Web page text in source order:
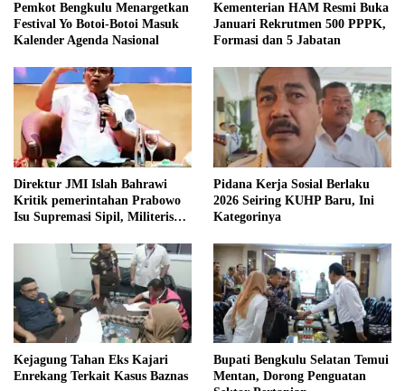
Pemkot Bengkulu Menargetkan
Festival Yo Botoi-Botoi Masuk
Kalender Agenda Nasional
Kementerian HAM Resmi Buka
Januari Rekrutmen 500 PPPK,
Formasi dan 5 Jabatan
Direktur JMI Islah Bahrawi
Kritik pemerintahan Prabowo
Isu Supremasi Sipil, Militerisasi,
Pidana Kerja Sosial Berlaku
2026 Seiring KUHP Baru, Ini
Kategorinya
Kejagung Tahan Eks Kajari
Enrekang Terkait Kasus Baznas
Bupati Bengkulu Selatan Temui
Mentan, Dorong Penguatan